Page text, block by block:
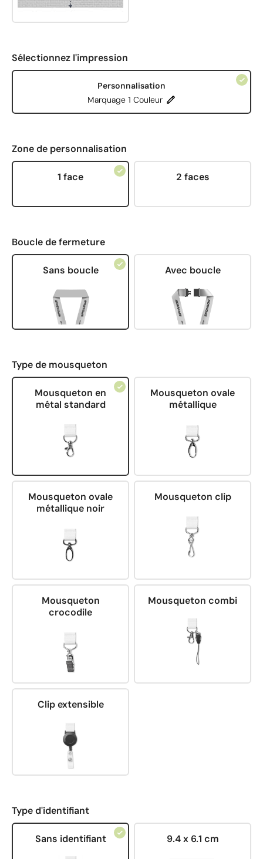
Sélectionnez l'impression
Personnalisation
Marquage 1 Couleur
Zone de personnalisation
1 face 2 faces
Boucle de fermeture
Sans boucle Avec boucle
Type de mousqueton
Mousqueton en
métal standard
Mousqueton ovale
métallique
Mousqueton ovale
métallique noir
Mousqueton clip
Mousqueton
crocodile
Mousqueton combi
Clip extensible
Type d'identifiant
Sans identifiant 9.4 x 6.1 cm